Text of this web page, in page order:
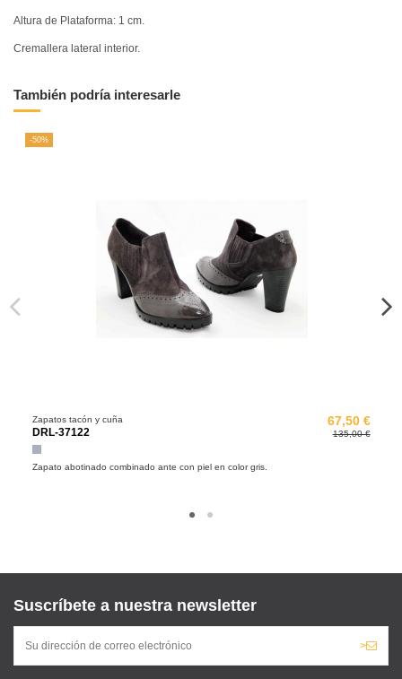
Altura de Plataforma: 1 cm.
Cremallera lateral interior.
También podría interesarle
-50%
Zapatos tacón y cuña
DRL-37122
Gris
67,50 €
135,00 €
Zapato abotinado combinado ante con piel en color gris.
Suscríbete a nuestra newsletter
>